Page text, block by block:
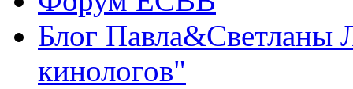
Блог Павла&Светланы
кинологов"